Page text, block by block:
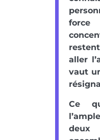
force
aller
vaut
Ce
deux